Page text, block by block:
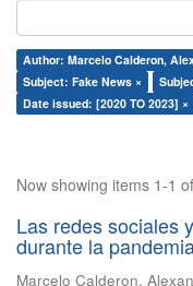
Author: Marcelo Calderon,
Subject: Fake News ×
Date issued: [2020 TO 2023] ×
Now showing items 1-1
Las redes sociales
durante la
Marcelo Calderon,